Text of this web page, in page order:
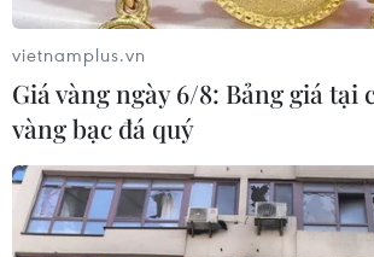
vietnamplus.vn
Giá vàng ngày 6/8: Bảng giá tại
vàng bạc đá quý